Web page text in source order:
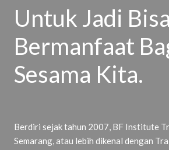
Untuk Jadi Bisa
Bermanfaat
Sesama Kita.
Berdiri sejak tahun 2007, BF Institute
Semarang, atau lebih dikenal dengan